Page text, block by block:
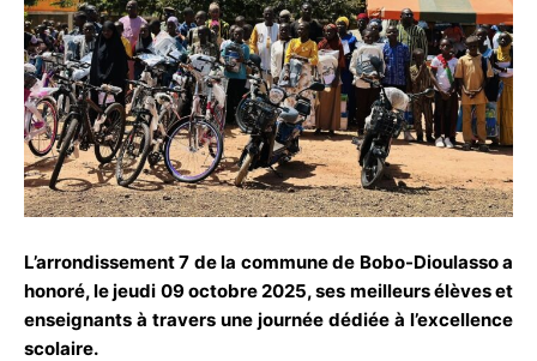
L’arrondissement 7 de la commune de Bobo-Dioulasso a
honoré, le jeudi 09 octobre 2025, ses meilleurs élèves et
enseignants à travers une journée dédiée à l’excellence
scolaire.